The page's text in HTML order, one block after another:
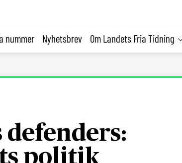
nummer Nyhetsbrev Om Landets Fria Tidning
politik